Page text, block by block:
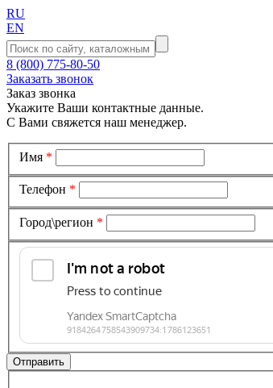
RU
EN
8 (800) 775-80-50
Заказать звонок
Заказ звонка
Укажите Ваши контактные данные.
С Вами свяжется наш менеджер.
Имя *
Телефон *
Город\регион *